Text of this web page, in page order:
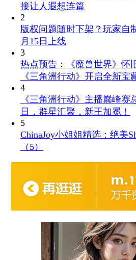
接让人遐想连篇
2
版权问题随时下架？玩家自
月15日上线
3
热点预告：《魔兽世界》怀
《三角洲行动》开启全新宝
4
《三角洲行动》主播巅峰赛
日，群星汇聚，新王加冕！
5
ChinaJoy小姐姐精选：绝美
（5）